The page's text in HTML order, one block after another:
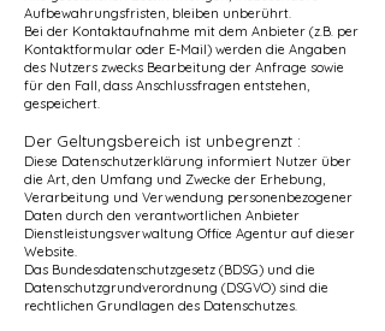
Aufbewahrungsfristen, bleiben unberührt.
Bei der Kontaktaufnahme mit dem Anbieter (z.B. per
Kontaktformular oder E-Mail) werden die Angaben
des Nutzers zwecks Bearbeitung der Anfrage sowie
für den Fall, dass Anschlussfragen entstehen,
gespeichert.
Der Geltungsbereich ist unbegrenzt :
Diese Datenschutzerklärung informiert Nutzer über
die Art, den Umfang und Zwecke der Erhebung,
Verarbeitung und Verwendung personenbezogener
Daten durch den verantwortlichen Anbieter
Dienstleistungsverwaltung Office Agentur auf dieser
Website.
Das Bundesdatenschutzgesetz (BDSG) und die
Datenschutzgrundverordnung (DSGVO) sind die
rechtlichen Grundlagen des Datenschutzes.